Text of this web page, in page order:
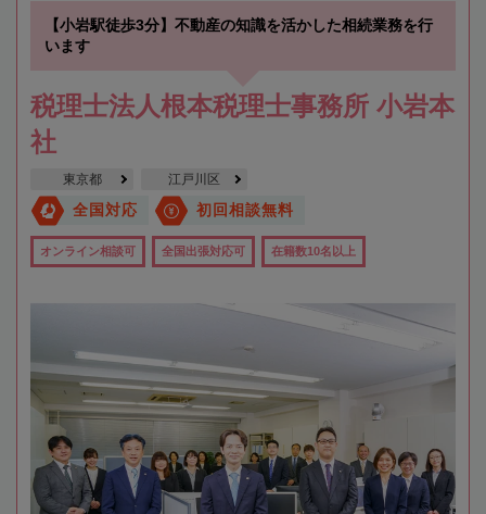
【小岩駅徒歩3分】不動産の知識を活かした相続業務を行
います
税理士法人根本税理士事務所 小岩本
社
東京都 江戸川区
全国対応 初回相談無料
オンライン相談可 全国出張対応可 在籍数10名以上